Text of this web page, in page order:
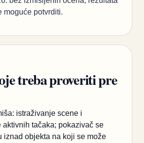
moguće potvrditi.
treba proveriti pre
istraživanje scene i
aktivnih tačaka; pokazivač se
iznad objekta na koji se može